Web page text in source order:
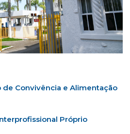
de Convivência e Alimentação
Próprio